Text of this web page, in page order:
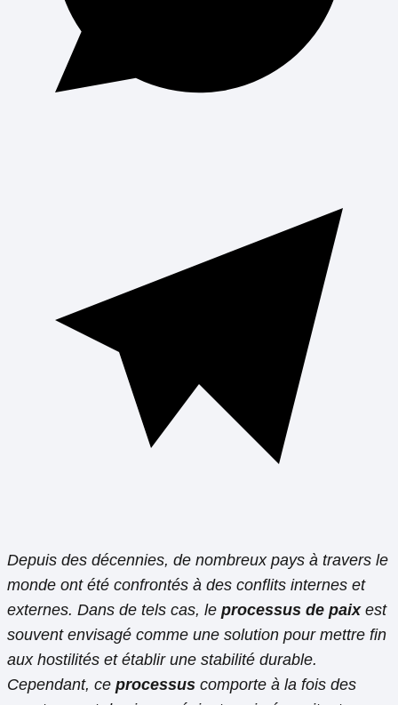
Depuis des décennies, de nombreux pays à travers le
monde ont été confrontés à des conflits internes et
externes. Dans de tels cas, le processus de paixest
souvent envisagé comme une solution pour mettre fin
aux hostilités et établir une stabilité durable.
Cependant, ce processus comporte à la fois des